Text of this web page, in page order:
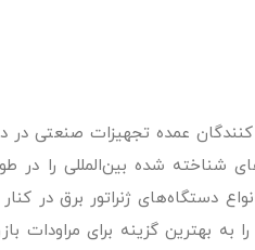
کنندگان عمده تجهیزات صنعتی
دستگاه‌های ژنراتور برق در کنار
بهترین گزینه برای مراودات